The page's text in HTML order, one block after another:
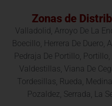
Zonas de
Valladolid, Arroyo De La
Boecillo, Herrera De Duero,
Pedraja De Portillo,
Valdestillas, Viana De
Tordesillas, Rueda,
Pozaldez, Serrada, La